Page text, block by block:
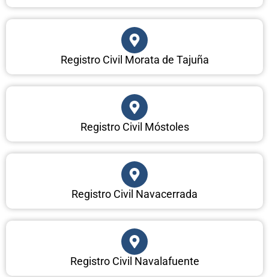
Registro Civil Morata de Tajuña
Registro Civil Móstoles
Registro Civil Navacerrada
Registro Civil Navalafuente